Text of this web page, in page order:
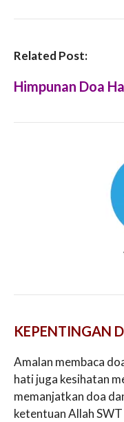
Related Post:
Himpunan Doa
KEPENTINGAN
Amalan membaca
hati juga kesihatan
memanjatkan doa
ketentuan Allah